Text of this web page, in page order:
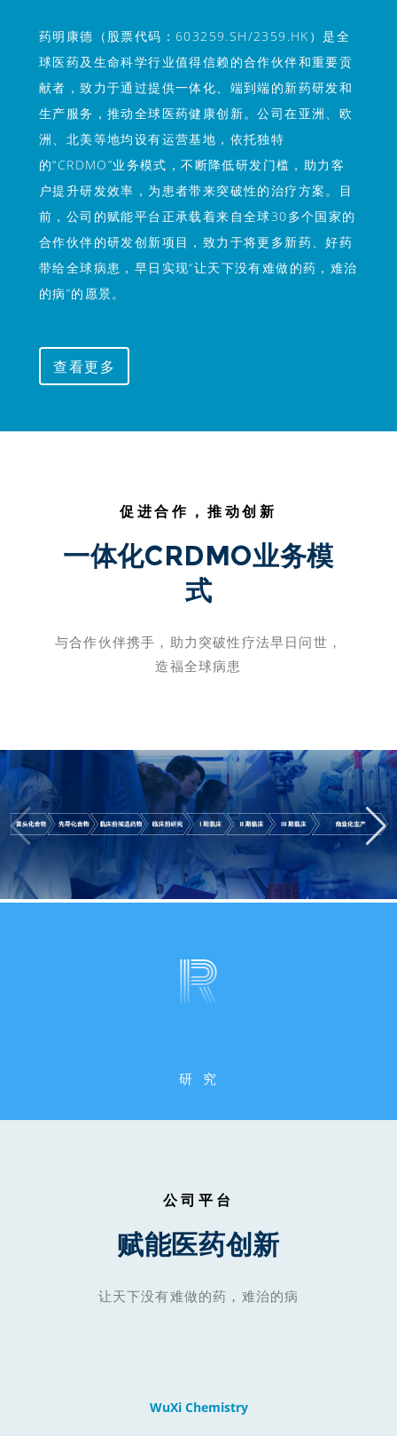
药明康德（股票代码：603259.SH/2359.HK）是全
球医药及生命科学行业值得信赖的合作伙伴和重要贡
献者，致力于通过提供一体化、端到端的新药研发和
生产服务，推动全球医药健康创新。公司在亚洲、欧
洲、北美等地均设有运营基地，依托独特
的“CRDMO”业务模式，不断降低研发门槛，助力客
户提升研发效率，为患者带来突破性的治疗方案。目
前，公司的赋能平台正承载着来自全球30多个国家的
合作伙伴的研发创新项目，致力于将更多新药、好药
带给全球病患，早日实现“让天下没有难做的药，难治
的病”的愿景。
查看更多
促进合作，推动创新
一体化CRDMO业务模
式
与合作伙伴携手，助力突破性疗法早日问世，
造福全球病患
研  究
公司平台
赋能医药创新
让天下没有难做的药，难治的病
WuXi Chemistry